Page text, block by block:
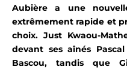
Aubière a une
extrêmement rapide et
choix. Just Kwaou-
devant ses aînés
Bascou, tandis que